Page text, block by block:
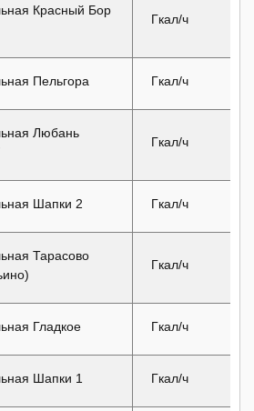
Красный Бор
Гкал/ч
Пельгора Гкал/ч
Любань
Гкал/ч
Шапки 2 Гкал/ч
Тарасово
Гкал/ч
Гладкое Гкал/ч
Шапки 1 Гкал/ч